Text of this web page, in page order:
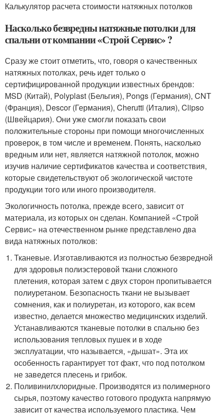
Калькулятор расчета стоимости натяжных потолков
Насколько безвредны натяжные потолки для
спальни от компании «Строй Сервис» ?
Сразу же стоит отметить, что, говоря о качественных
натяжных потолках, речь идет только о
сертифицированной продукции известных брендов:
MSD (Китай), Polyplast (Бельгия), Pongs (Германия), CNT
(Франция), Descor (Германия), Cherutti (Италия), Clipso
(Швейцария). Они уже смогли показать свои
положительные стороны при помощи многочисленных
проверок, в том числе и временем. Понять, насколько
вредным или нет, является натяжной потолок, можно
изучив наличие сертификатов качества и соответствия,
которые свидетельствуют об экологической чистоте
продукции того или иного производителя.
Экологичность потолка, прежде всего, зависит от
материала, из которых он сделан. Компанией «Строй
Сервис» на отечественном рынке представлено два
вида натяжных потолков:
Тканевые. Изготавливаются из полностью безвредной
для здоровья полиэстеровой ткани сложного
плетения, которая затем с двух сторон пропитывается
полиуретаном. Безопасность ткани не вызывает
сомнения, как и полиуретан, из которого, как всем
известно, делается множество медицинских изделий.
Устанавливаются тканевые потолки в спальню без
использования тепловых пушек и в ходе
эксплуатации, что называется, «дышат». Эта их
особенность гарантирует тот факт, что под потолком
не заведется плесень и грибок.
Поливинилхлоридные. Производятся из полимерного
сырья, поэтому качество готового продукта напрямую
зависит от качества используемого пластика. Чем